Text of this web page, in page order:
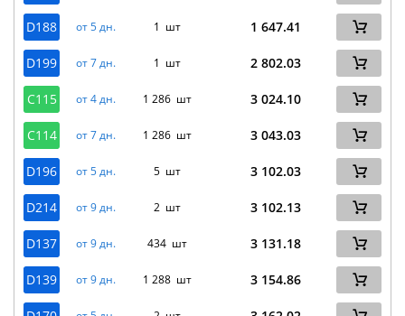
D188 от 5 дн. 1 шт 1 647.41
D199 от 7 дн. 1 шт 2 802.03
C115 от 4 дн. 1 286 шт 3 024.10
C114 от 7 дн. 1 286 шт 3 043.03
D196 от 5 дн. 5 шт 3 102.03
D214 от 9 дн. 2 шт 3 102.13
D137 от 9 дн. 434 шт 3 131.18
D139 от 9 дн. 1 288 шт 3 154.86